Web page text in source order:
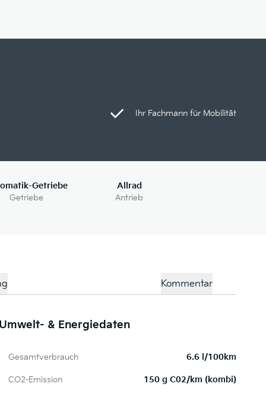
Ihr Fachmann für Mobilität
Getriebe
Getriebe
Allrad
Antrieb
Kommentar
Umwelt- & Energiedaten
Gesamtverbrauch 6.6 l/100km
CO2-Emission 150 g C02/km (kombi)